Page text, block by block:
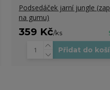
Podsedáček jarní jungle
na gumu)
359 Kč/ks
Přidat do